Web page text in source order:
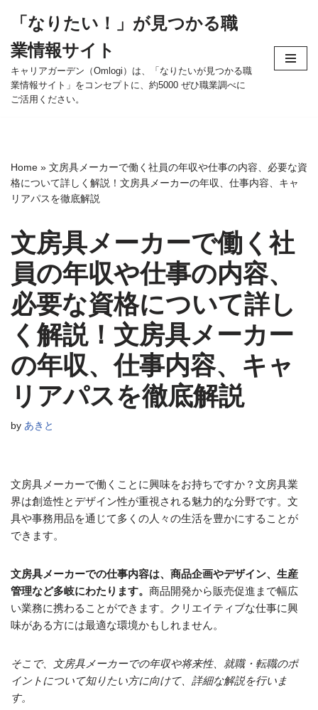
ン
テ
ン
ツ
ッ
プ
「なりたい！」が見つかる職
業情報サイト
キャリアガーデン（Omlogi）は、「なりたいが見つかる職
業情報サイト」をコンセプトに、約5000 ぜひ職業調べに
ご活用ください。
Home » 文房具メーカーで働く社員の年収や仕事の内容、必要な資
格について詳しく解説！文房具メーカーの年収、仕事内容、キャ
リアパスを徹底解説
文房具メーカーで働く社
員の年収や仕事の内容、
必要な資格について詳し
く解説！文房具メーカー
の年収、仕事内容、キャ
リアパスを徹底解説
by あきと
文房具メーカーで働くことに興味をお持ちですか？文房具業
界は創造性とデザイン性が重視される魅力的な分野です。文
具や事務用品を通じて多くの人々の生活を豊かにすることが
できます。
文房具メーカーでの仕事内容は、商品企画やデザイン、生産
管理など多岐にわたります。 商品開発から販売促進まで幅広
い業務に携わることができます。クリエイティブな仕事に興
味がある方には最適な環境かもしれません。
そこで、文房具メーカーでの年収や将来性、就職・転職のポ
イントについて知りたい方に向けて、詳細な解説を行いま
す。